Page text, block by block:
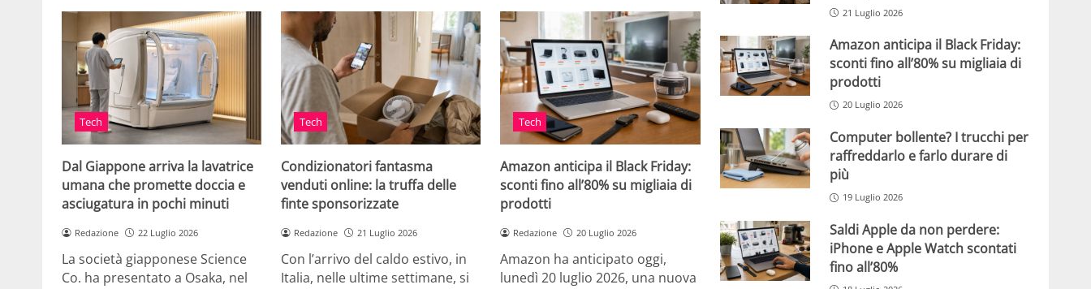
Tech
Dal Giappone arriva la lavatrice
umana che promette doccia e
asciugatura in pochi minuti
Redazione 22 Luglio 2026
La società giapponese Science
Co. ha presentato a Osaka, nel
Tech
Condizionatori fantasma
venduti online: la truffa delle
finte sponsorizzate
Redazione 21 Luglio 2026
Con l’arrivo del caldo estivo, in
Italia, nelle ultime settimane, si
Tech
Amazon anticipa il Black Friday:
sconti fino all’80% su migliaia di
prodotti
Redazione 20 Luglio 2026
Amazon ha anticipato oggi,
lunedì 20 luglio 2026, una nuova
21 Luglio 2026
Amazon anticipa il Black Friday:
sconti fino all’80% su migliaia di
prodotti
20 Luglio 2026
Computer bollente? I trucchi per
raffreddarlo e farlo durare di
più
19 Luglio 2026
Saldi Apple da non perdere:
iPhone e Apple Watch scontati
fino all’80%